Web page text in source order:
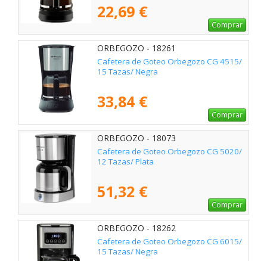
22,69 €
Comprar
ORBEGOZO - 18261
Cafetera de Goteo Orbegozo CG 4515/
15 Tazas/ Negra
33,84 €
Comprar
ORBEGOZO - 18073
Cafetera de Goteo Orbegozo CG 5020/
12 Tazas/ Plata
51,32 €
Comprar
ORBEGOZO - 18262
Cafetera de Goteo Orbegozo CG 6015/
15 Tazas/ Negra